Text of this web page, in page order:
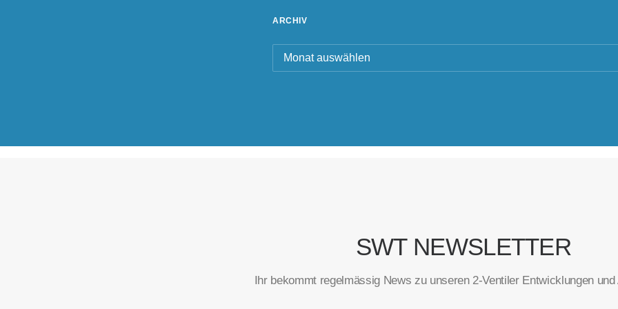
ARCHIV
Archiv
SWT NEWSLETTER
Ihr bekommt regelmässig News zu unseren 2-Ventiler Entwicklungen und